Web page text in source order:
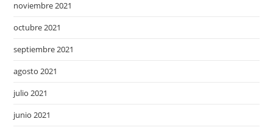
noviembre 2021
octubre 2021
septiembre 2021
agosto 2021
julio 2021
junio 2021